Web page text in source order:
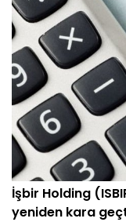
İşbir Holding
yeniden kara